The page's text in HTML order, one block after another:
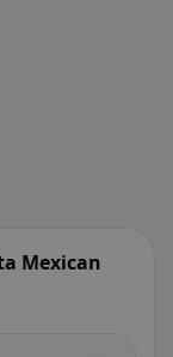
Mexican